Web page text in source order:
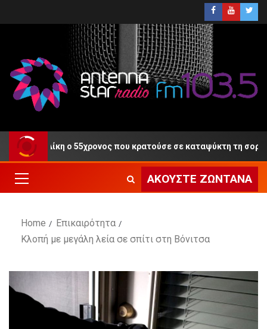
τη Δίκη ο 55χρονος που κρατούσε σε καταψύκτη τη σορό του
ΑΚΟΎΣΤΕ ΖΩΝΤΑΝΆ
Home
Επικαιρότητα
Κλοπή με μεγάλη λεία σε σπίτι στη Βόνιτσα